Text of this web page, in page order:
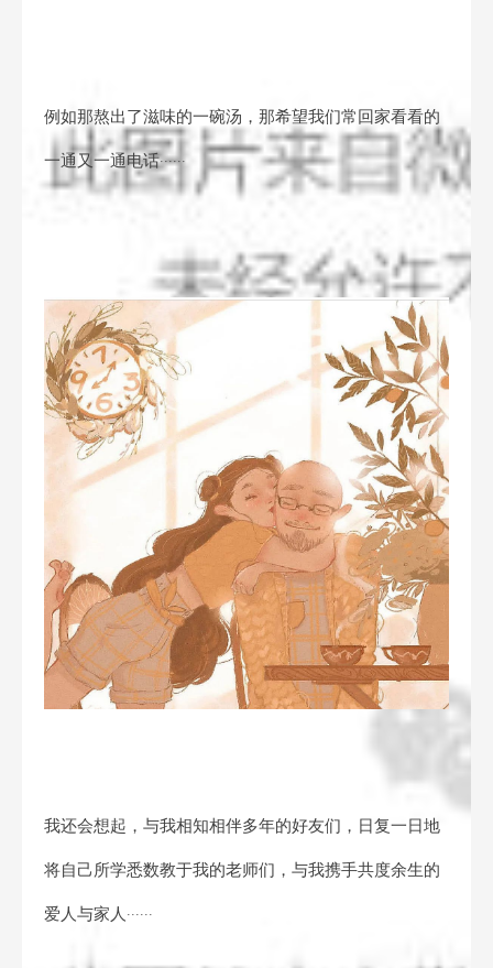
例如那熬出了滋味的一碗汤，那希望我们常回家看看的
一通又一通电话······
我还会想起，与我相知相伴多年的好友们，日复一日地
将自己所学悉数教于我的老师们，与我携手共度余生的
爱人与家人······